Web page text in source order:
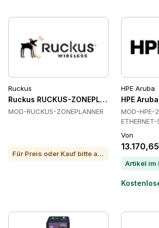
Ruckus
Ruckus RUCKUS-ZONEPLANNER PoE-
MOD-RUCKUS-ZONEPLANNER
Für Preis oder Kauf bitte anrufen
HPE Aruba
HPE
MOD-HPE-
Von